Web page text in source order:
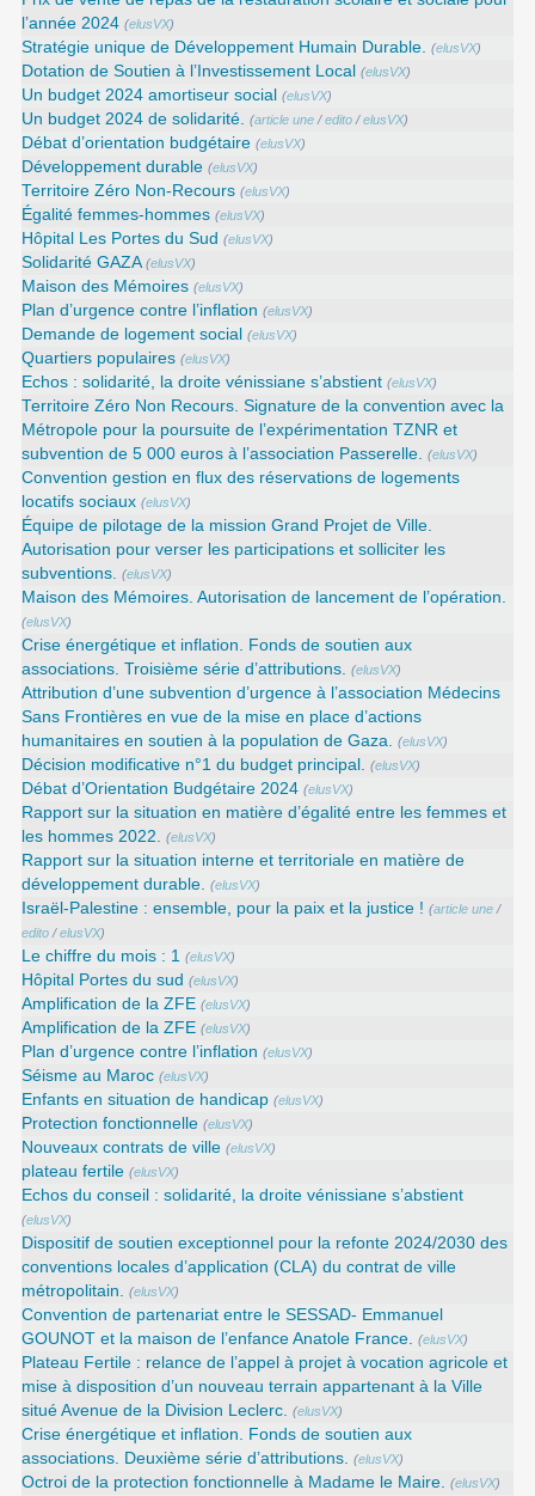
l’année 2024 (elusVX)
Stratégie unique de Développement Humain Durable. (elusVX)
Dotation de Soutien à l’Investissement Local (elusVX)
Un budget 2024 amortiseur social (elusVX)
Un budget 2024 de solidarité. (article une/edito/elusVX)
Débat d’orientation budgétaire (elusVX)
Développement durable (elusVX)
Territoire Zéro Non-Recours (elusVX)
Égalité femmes-hommes (elusVX)
Hôpital Les Portes du Sud (elusVX)
Solidarité GAZA (elusVX)
Maison des Mémoires (elusVX)
Plan d’urgence contre l’inflation (elusVX)
Demande de logement social (elusVX)
Quartiers populaires (elusVX)
Echos : solidarité, la droite vénissiane s’abstient (elusVX)
Territoire Zéro Non Recours. Signature de la convention avec la
Métropole pour la poursuite de l’expérimentation TZNR et
subvention de 5 000 euros à l’association Passerelle. (elusVX)
Convention gestion en flux des réservations de logements
locatifs sociaux (elusVX)
Équipe de pilotage de la mission Grand Projet de Ville.
Autorisation pour verser les participations et solliciter les
subventions. (elusVX)
Maison des Mémoires. Autorisation de lancement de l’opération.
(elusVX)
Crise énergétique et inflation. Fonds de soutien aux
associations. Troisième série d’attributions. (elusVX)
Attribution d’une subvention d’urgence à l’association Médecins
Sans Frontières en vue de la mise en place d’actions
humanitaires en soutien à la population de Gaza. (elusVX)
Décision modificative n°1 du budget principal. (elusVX)
Débat d’Orientation Budgétaire 2024 (elusVX)
Rapport sur la situation en matière d’égalité entre les femmes et
les hommes 2022. (elusVX)
Rapport sur la situation interne et territoriale en matière de
développement durable. (elusVX)
Israël-Palestine : ensemble, pour la paix et la justice ! (article une/
edito/elusVX)
Le chiffre du mois : 1 (elusVX)
Hôpital Portes du sud (elusVX)
Amplification de la ZFE (elusVX)
Amplification de la ZFE (elusVX)
Plan d’urgence contre l’inflation (elusVX)
Séisme au Maroc (elusVX)
Enfants en situation de handicap (elusVX)
Protection fonctionnelle (elusVX)
Nouveaux contrats de ville (elusVX)
plateau fertile (elusVX)
Echos du conseil : solidarité, la droite vénissiane s’abstient
(elusVX)
Dispositif de soutien exceptionnel pour la refonte 2024/2030 des
conventions locales d’application (CLA) du contrat de ville
métropolitain. (elusVX)
Convention de partenariat entre le SESSAD- Emmanuel
GOUNOT et la maison de l’enfance Anatole France. (elusVX)
Plateau Fertile : relance de l’appel à projet à vocation agricole et
mise à disposition d’un nouveau terrain appartenant à la Ville
situé Avenue de la Division Leclerc. (elusVX)
Crise énergétique et inflation. Fonds de soutien aux
associations. Deuxième série d’attributions. (elusVX)
Octroi de la protection fonctionnelle à Madame le Maire. (elusVX)